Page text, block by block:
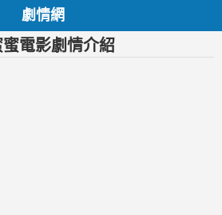
劇情網
電影劇情介紹